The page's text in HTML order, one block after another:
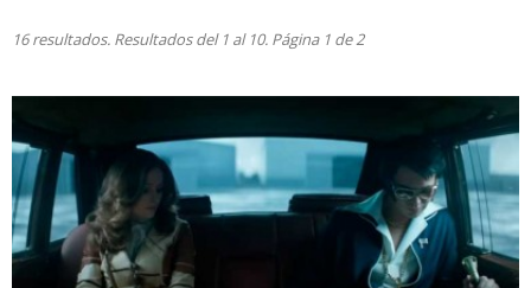
16 resultados. Resultados del 1 al 10. Página 1 de 2